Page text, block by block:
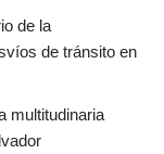
de la
de tránsito en
multitudinaria